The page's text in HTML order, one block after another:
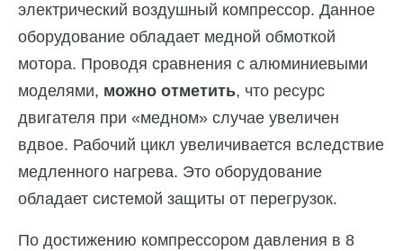
электрический воздушный компрессор. Данное
оборудование обладает медной обмоткой
мотора. Проводя сравнения с алюминиевыми
моделями, можно отметить, что ресурс
двигателя при «медном» случае увеличен
вдвое. Рабочий цикл увеличивается вследствие
медленного нагрева. Это оборудование
обладает системой защиты от перегрузок.
По достижению компрессором давления в 8